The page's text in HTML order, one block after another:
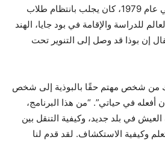
بريور، والذي منذ تنفيذه في عام 1979، كان يجلب بانتظام طلاب
للدراسة والإقامة في بود جايا، الهند
إن بوذا قد وصل إلى التنوير تحت
من شخص مهتم حقًا بالبوذية إلى شخص
أفعله في حياتي”. “من هذا البرنامج،
في بلد جديد، وكيفية التنقل بين
وكيفية الاستكشاف. لقد قدم لنا